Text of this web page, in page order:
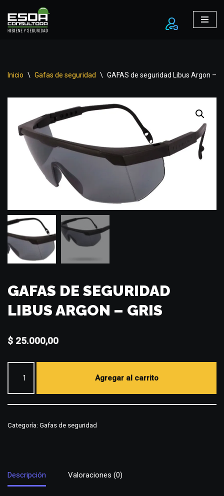
Ir
Inicio \ Gafas de seguridad \ GAFAS de seguridad Libus Argon –
GAFAS DE SEGURIDAD
LIBUS ARGON – GRIS
$ 25.000,00
Agregar al carrito
Categoría: Gafas de seguridad
Descripción Valoraciones (0)